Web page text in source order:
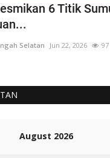
6 Titik
Selatan Jun 22, 2026 97
August 2026